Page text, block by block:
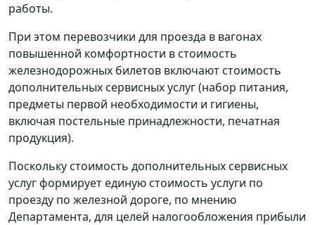
работы.
При этом перевозчики для проезда в вагонах
повышенной комфортности в стоимость
железнодорожных билетов включают стоимость
дополнительных сервисных услуг (набор питания,
предметы первой необходимости и гигиены,
включая постельные принадлежности, печатная
продукция).
Поскольку стоимость дополнительных сервисных
услуг формирует единую стоимость услуги по
проезду по железной дороге, по мнению
Департамента, для целей налогообложения прибыли